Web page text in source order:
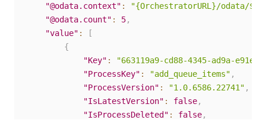
"@odata.context" :
"{OrchestratorURL}/odata/
"@odata.count" : 5,
"value" :
[
{
"Key" :
"663119a9-cd88-4345-ad9a-
"ProcessKey" : "add_queue_items" ,
"ProcessVersion" : "1.0.6586.22741" ,
"IsLatestVersion" : false,
"IsProcessDeleted" : false,